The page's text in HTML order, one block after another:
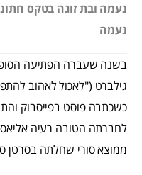
נעמה ובת זוגה בטקס
נעמה
גילברט ("לאכול לאהוב
כשכתבה פוסט בפייסבוק
לחברתה הטובה רעיה אליאס
ממוצא סורי שחלתה בסרטן